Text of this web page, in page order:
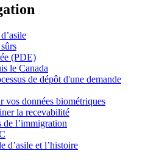
(PDE)
le Canada
de dépôt d'une demande
vos données biométriques
la recevabilité
l’immigration
d’asile et l’histoire